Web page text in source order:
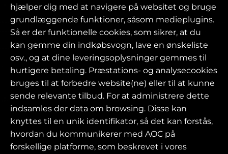
hjælper dig med at navigere på websitet og bruge
grundlæggende funktioner, såsom medieplugins.
Så er der funktionelle cookies, som sikrer, at du
kan gemme din indkøbsvogn, lave en ønskeliste
osv., og at dine leveringsoplysninger gemmes til
hurtigere betaling. Præstations- og analysecookies
bruges til at forbedre website(ne) eller til at kunne
sende relevante tilbud. For at administrere dette
indsamles der data om browsing. Disse kan
knyttes til en unik identifikator, så det kan forstås,
hvordan du kommunikerer med AOC på
forskellige platforme, som beskrevet i vores